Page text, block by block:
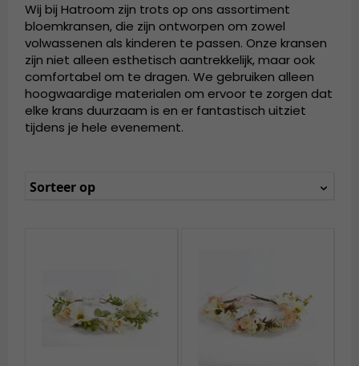
Wij bij Hatroom zijn trots op ons assortiment
bloemkransen, die zijn ontworpen om zowel
volwassenen als kinderen te passen. Onze kransen
zijn niet alleen esthetisch aantrekkelijk, maar ook
comfortabel om te dragen. We gebruiken alleen
hoogwaardige materialen om ervoor te zorgen dat
elke krans duurzaam is en er fantastisch uitziet
tijdens je hele evenement.
Sorteer op